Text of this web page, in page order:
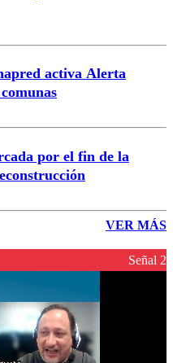
activa Alerta
por el fin de la
VER MÁS
Señal 2